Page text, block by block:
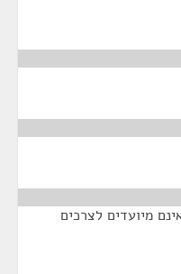
מיועדים לצרכים